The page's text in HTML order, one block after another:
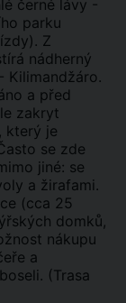
černé lávy -
parku
Z
nádherný
Kilimandžáro.
a před
zakryt
který je
se zde
jiné: se
a žirafami.
(cca 25
domků,
nákupu
a
(Trasa